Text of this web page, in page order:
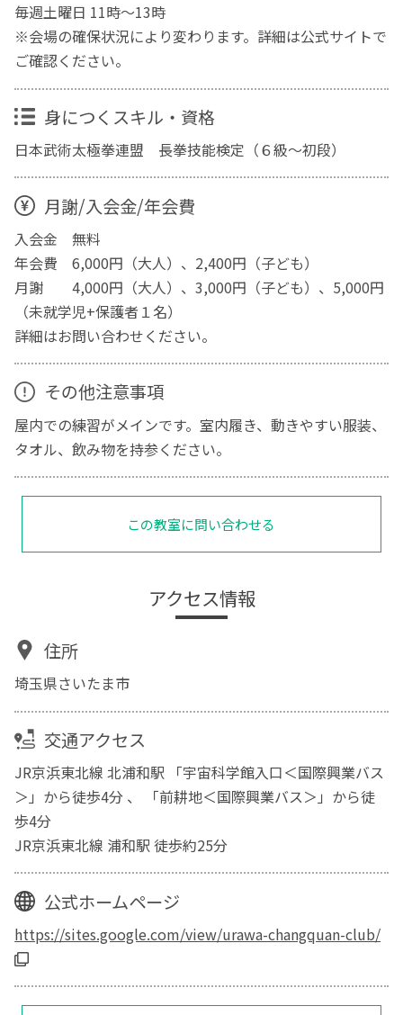
毎週土曜日 11時〜13時
※会場の確保状況により変わります。詳細は公式サイトで
ご確認ください。
身につくスキル・資格
日本武術太極拳連盟 長拳技能検定（６級～初段）
月謝/入会金/年会費
入会金 無料
年会費 6,000円（大人）、2,400円（子ども）
月謝 4,000円（大人）、3,000円（子ども）、5,000円
（未就学児+保護者１名）
詳細はお問い合わせください。
その他注意事項
屋内での練習がメインです。室内履き、動きやすい服装、
タオル、飲み物を持参ください。
この教室に問い合わせる
アクセス情報
住所
埼玉県さいたま市
交通アクセス
JR京浜東北線 北浦和駅 「宇宙科学館入口＜国際興業バス
＞」から徒歩4分 、 「前耕地＜国際興業バス＞」から徒
歩4分
JR京浜東北線 浦和駅 徒歩約25分
公式ホームページ
https://sites.google.com/view/urawa-changquan-club/